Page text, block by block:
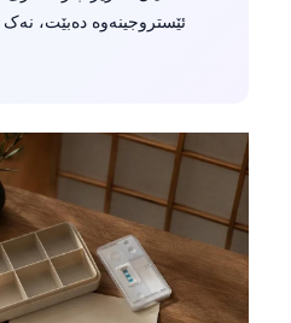
ئێستروجینەوە دەبێت،